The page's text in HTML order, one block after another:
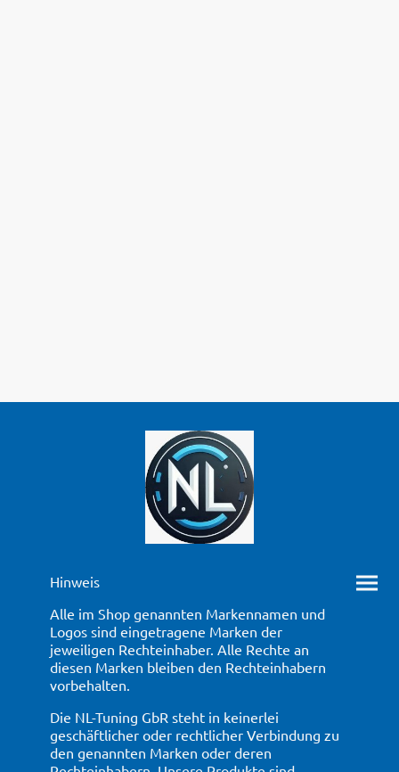
Hinweis
Alle im Shop genannten Markennamen und
Logos sind eingetragene Marken der
jeweiligen Rechteinhaber. Alle Rechte an
diesen Marken bleiben den Rechteinhabern
vorbehalten.
Die NL-Tuning GbR steht in keinerlei
geschäftlicher oder rechtlicher Verbindung zu
den genannten Marken oder deren